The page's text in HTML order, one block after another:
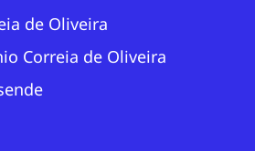
de Oliveira
Correia de Oliveira